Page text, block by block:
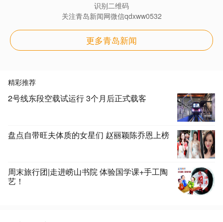
识别二维码
关注青岛新闻网微信qdxww0532
更多青岛新闻
精彩推荐
2号线东段空载试运行 3个月后正式载客
盘点自带旺夫体质的女星们 赵丽颖陈乔恩上榜
周末旅行团|走进崂山书院 体验国学课+手工陶
艺！